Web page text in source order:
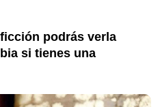
podrás verla
si tienes una